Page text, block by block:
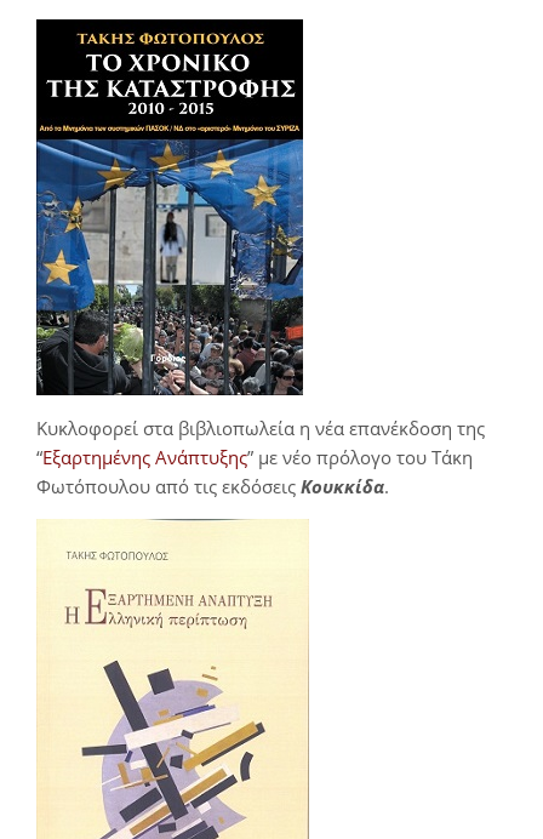
Κυκλοφορεί στα βιβλιοπωλεία η νέα επανέκδοση της
“Εξαρτημένης Ανάπτυξης” με νέο πρόλογο του Τάκη
Φωτόπουλου από τις εκδόσεις Κουκκίδα.